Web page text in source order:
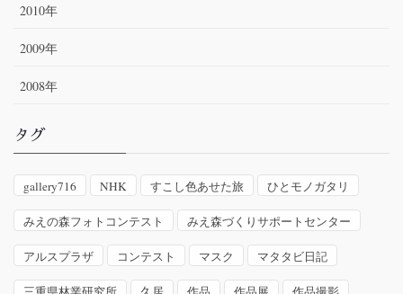
2010年
2009年
2008年
タグ
gallery716 NHK すこし色あせた旅 ひとモノガタリ
みえの森フォトコンテスト みえ森づくりサポートセンター
アルスプラザ コンテスト マスク マタタビ日記